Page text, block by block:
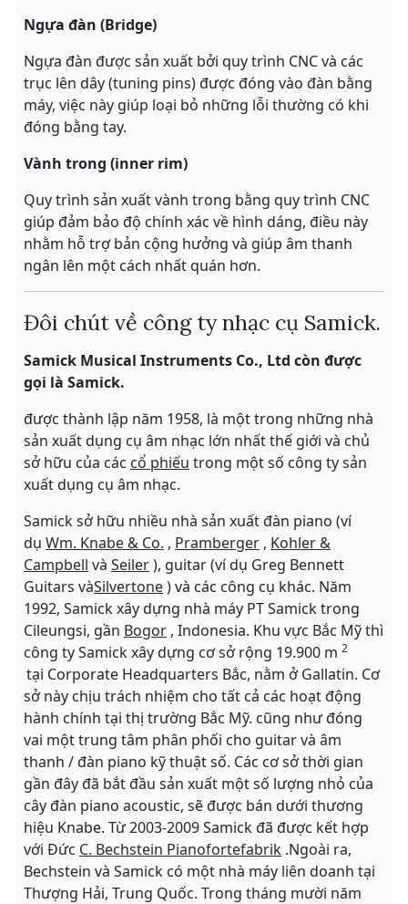
Ngựa đàn (Bridge)
Ngựa đàn được sản xuất bởi quy trình CNC và các
trục lên dây (tuning pins) được đóng vào đàn bằng
máy, việc này giúp loại bỏ những lỗi thường có khi
đóng bằng tay.
Vành trong (inner rim)
Quy trình sản xuất vành trong bằng quy trình CNC
giúp đảm bảo độ chính xác về hình dáng, điều này
nhằm hỗ trợ bản cộng hưởng và giúp âm thanh
ngân lên một cách nhất quán hơn.
Đôi chút về công ty nhạc cụ Samick.
Samick Musical Instruments Co., Ltd còn được
gọi là Samick.
được thành lập năm 1958, là một trong những nhà
sản xuất dụng cụ âm nhạc lớn nhất thế giới và chủ
sở hữu của các cổ phiếu trong một số công ty sản
xuất dụng cụ âm nhạc.
Samick sở hữu nhiều nhà sản xuất đàn piano (ví
dụ Wm. Knabe & Co. , Pramberger , Kohler &
Campbell và Seiler), guitar (ví dụ Greg Bennett
Guitars vàSilvertone) và các công cụ khác. Năm
1992, Samick xây dựng nhà máy PT Samick trong
Cileungsi, gần Bogor , Indonesia. Khu vực Bắc Mỹ thì
công ty Samick xây dựng cơ sở rộng 19.900 m 2
tại Corporate Headquarters Bắc, nằm ở Gallatin. Cơ
sở này chịu trách nhiệm cho tất cả các hoạt động
hành chính tại thị trường Bắc Mỹ. cũng như đóng
vai một trung tâm phân phối cho guitar và âm
thanh / đàn piano kỹ thuật số. Các cơ sở thời gian
gần đây đã bắt đầu sản xuất một số lượng nhỏ của
cây đàn piano acoustic, sẽ được bán dưới thương
hiệu Knabe. Từ 2003-2009 Samick đã được kết hợp
với Đức C. Bechstein Pianofortefabrik .Ngoài ra,
Bechstein và Samick có một nhà máy liên doanh tại
Thượng Hải, Trung Quốc. Trong tháng mười năm